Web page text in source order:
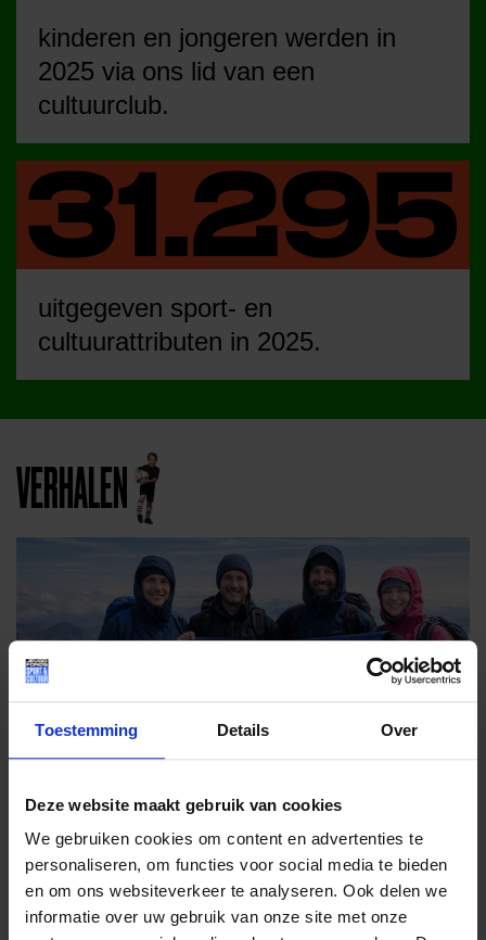
Toestemming Details Over
Deze website maakt gebruik van cookies
We gebruiken cookies om content en advertenties te
personaliseren, om functies voor social media te bieden
en om ons websiteverkeer te analyseren. Ook delen we
informatie over uw gebruik van onze site met onze
kinderen en jongeren werden in
2025 via ons lid van een
cultuurclub.
uitgegeven sport- en
cultuurattributen in 2025.
VERHALEN
DRIE BERGEN